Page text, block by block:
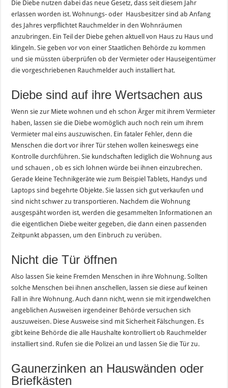
Die Diebe nutzen dabei das neue Gesetz, dass seit diesem Jahr
erlassen worden ist. Wohnungs- oder Hausbesitzer sind ab Anfang
des Jahres verpflichtet Rauchmelder in den Wohnräumen
anzubringen. Ein Teil der Diebe gehen aktuell von Haus zu Haus und
klingeln. Sie geben vor von einer Staatlichen Behörde zu kommen
und sie müssten überprüfen ob der Vermieter oder Hauseigentümer
die vorgeschriebenen Rauchmelder auch installiert hat.
Diebe sind auf ihre Wertsachen aus
Wenn sie zur Miete wohnen und eh schon Ärger mit ihrem Vermieter
haben, lassen sie die Diebe womöglich auch noch rein um ihrem
Vermieter mal eins auszuwischen. Ein fataler Fehler, denn die
Menschen die dort vor ihrer Tür stehen wollen keineswegs eine
Kontrolle durchführen. Sie kundschaften lediglich die Wohnung aus
und schauen , ob es sich lohnen würde bei ihnen einzubrechen.
Gerade kleine Technikgeräte wie zum Beispiel Tablets, Handys und
Laptops sind begehrte Objekte. Sie lassen sich gut verkaufen und
sind nicht schwer zu transportieren. Nachdem die Wohnung
ausgespäht worden ist, werden die gesammelten Informationen an
die eigentlichen Diebe weiter gegeben, die dann einen passenden
Zeitpunkt abpassen, um den Einbruch zu verüben.
Nicht die Tür öffnen
Also lassen Sie keine Fremden Menschen in ihre Wohnung. Sollten
solche Menschen bei ihnen anschellen, lassen sie diese auf keinen
Fall in ihre Wohnung. Auch dann nicht, wenn sie mit irgendwelchen
angeblichen Ausweisen irgendeiner Behörde versuchen sich
auszuweisen. Diese Ausweise sind mit Sicherheit Fälschungen. Es
gibt keine Behörde die alle Haushalte kontrolliert ob Rauchmelder
installiert sind. Rufen sie die Polizei an und lassen Sie die Tür zu.
Gaunerzinken an Hauswänden oder
Briefkästen